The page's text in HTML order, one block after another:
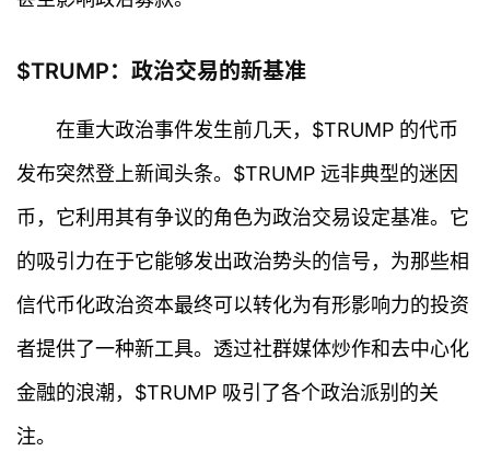
$TRUMP：政治交易的新基准
在重大政治事件发生前几天，$TRUMP 的代币
发布突然登上新闻头条。$TRUMP 远非典型的迷因
币，它利用其有争议的角色为政治交易设定基准。它
的吸引力在于它能够发出政治势头的信号，为那些相
信代币化政治资本最终可以转化为有形影响力的投资
者提供了一种新工具。透过社群媒体炒作和去中心化
金融的浪潮，$TRUMP 吸引了各个政治派别的关
注。